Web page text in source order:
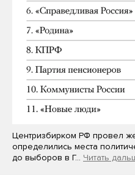
Центризбирком РФ провел
определились места
до выборов в Г… Читать